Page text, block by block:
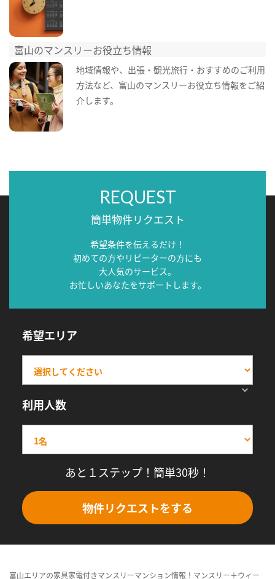
富山のマンスリーお役立ち情報
地域情報や、出張・観光旅行・おすすめのご利用
方法など、富山のマンスリーお役立ち情報をご紹
介します。
REQUEST
簡単物件リクエスト
希望条件を伝えるだけ！
初めての方やリピーターの方にも
大人気のサービス。
お忙しいあなたをサポートします。
希望エリア
利用人数
あと１ステップ！簡単30秒！
物件リクエストをする
富山エリアの家具家電付きマンスリーマンション情報！マンスリー＋ウィー